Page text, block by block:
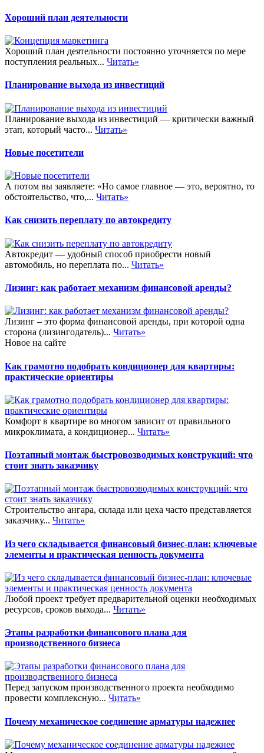
Хороший план деятельности
Хороший план деятельности постоянно уточняется по мере
поступления реальных... Читать»
Планирование выхода из инвестиций
Планирование выхода из инвестиций — критически важный
этап, который часто... Читать»
Новые посетители
А потом вы заявляете: «Но самое главное — это, вероятно, то
обстоятельство, что,... Читать»
Как снизить переплату по автокредиту
Автокредит — удобный способ приобрести новый
автомобиль, но переплата по... Читать»
Лизинг: как работает механизм финансовой аренды?
Лизинг – это форма финансовой аренды, при которой одна
сторона (лизингодатель)... Читать»
Новое на сайте
Как грамотно подобрать кондиционер для квартиры:
практические ориентиры
Комфорт в квартире во многом зависит от правильного
микроклимата, а кондиционер... Читать»
Поэтапный монтаж быстровозводимых конструкций: что
стоит знать заказчику
Строительство ангара, склада или цеха часто представляется
заказчику... Читать»
Из чего складывается финансовый бизнес-план: ключевые
элементы и практическая ценность документа
Любой проект требует предварительной оценки необходимых
ресурсов, сроков выхода... Читать»
Этапы разработки финансового плана для
производственного бизнеса
Перед запуском производственного проекта необходимо
провести комплексную... Читать»
Почему механическое соединение арматуры надежнее